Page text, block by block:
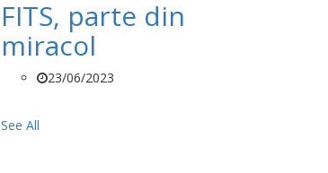
FITS, parte din
miracol
23/06/2023
See All